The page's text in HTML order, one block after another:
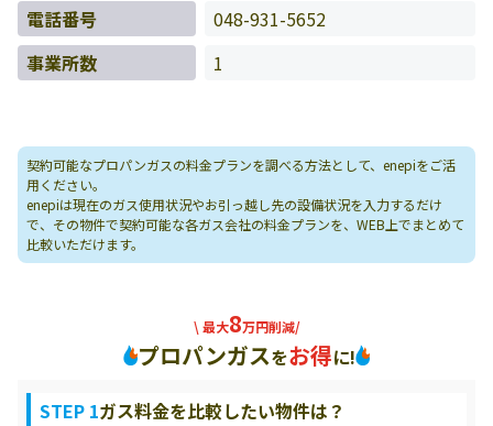
電話番号
048-931-5652
事業所数
1
契約可能なプロパンガスの料金プランを調べる方法として、enepiをご活
用ください。
enepiは現在のガス使用状況やお引っ越し先の設備状況を入力するだけ
で、その物件で契約可能な各ガス会社の料金プランを、WEB上でまとめて
比較いただけます。
\ 最大8万円削減/
プロパンガスをお得に!
STEP 1ガス料金を比較したい物件は？